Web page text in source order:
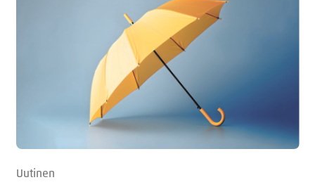
Uutinen